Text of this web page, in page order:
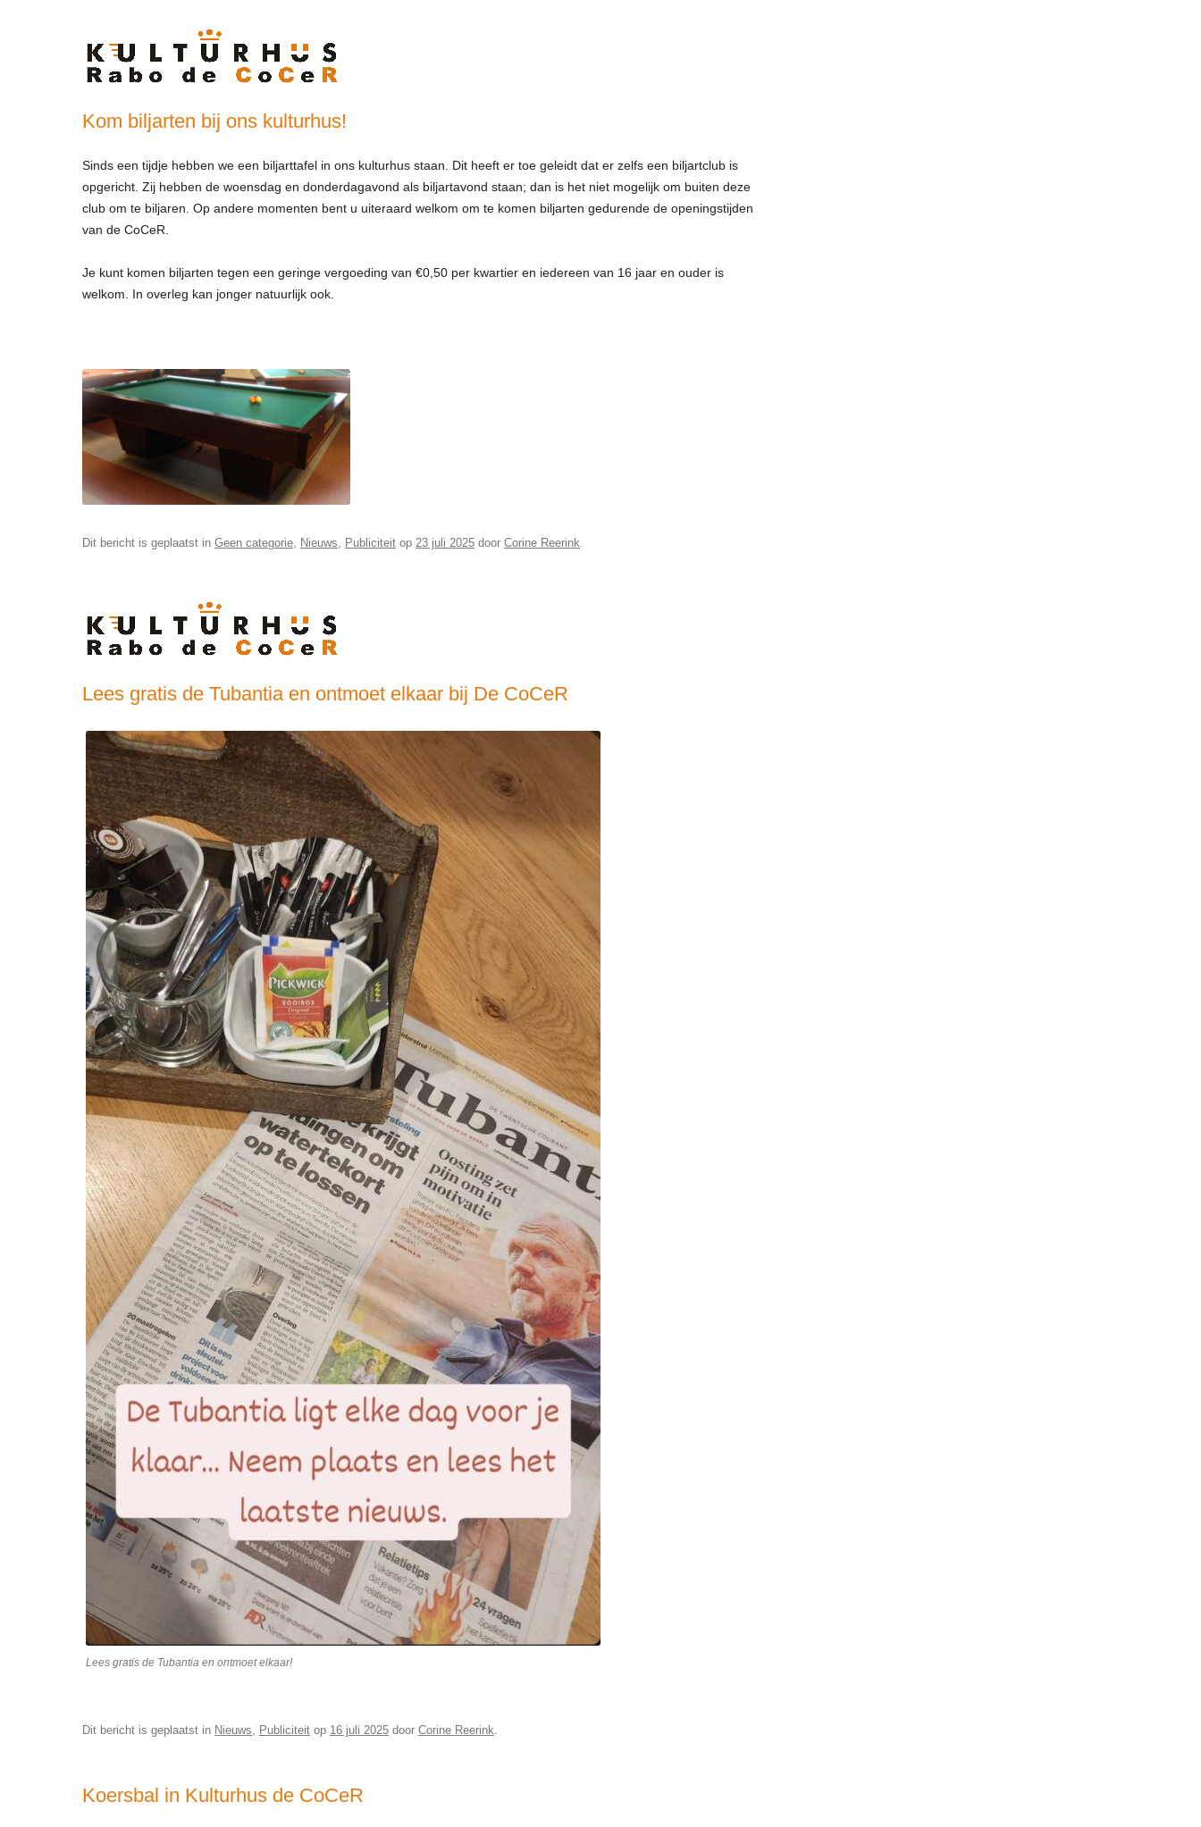
Kom biljarten bij ons kulturhus!
Sinds een tijdje hebben we een biljarttafel in ons kulturhus staan. Dit heeft er toe geleidt dat er zelfs een biljartclub is
opgericht. Zij hebben de woensdag en donderdagavond als biljartavond staan; dan is het niet mogelijk om buiten deze
club om te biljaren. Op andere momenten bent u uiteraard welkom om te komen biljarten gedurende de openingstijden
van de CoCeR.
Je kunt komen biljarten tegen een geringe vergoeding van €0,50 per kwartier en iedereen van 16 jaar en ouder is
welkom. In overleg kan jonger natuurlijk ook.
Dit bericht is geplaatst in Geen categorie Nieuws Publiciteit op 23 juli 2025 door Corine Reerink
Lees gratis de Tubantia en ontmoet elkaar bij De CoCeR
Lees gratis de Tubantia en ontmoet elkaar!
Dit bericht is geplaatst in Nieuws Publiciteit op 16 juli 2025 door Corine Reerink
Koersbal in Kulturhus de CoCeR